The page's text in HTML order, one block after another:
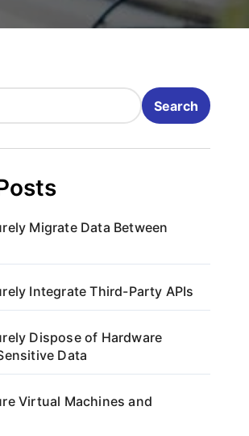
Search
Migrate Data Between
Integrate Third-Party APIs
Dispose of Hardware
Data
Virtual Machines and